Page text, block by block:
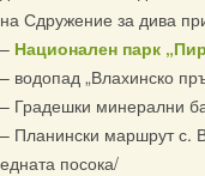
на Сдружение за дива
– Национален парк
– водопад „Влахинско
– Градешки минерални
– Планински маршрут с.
едната посока/